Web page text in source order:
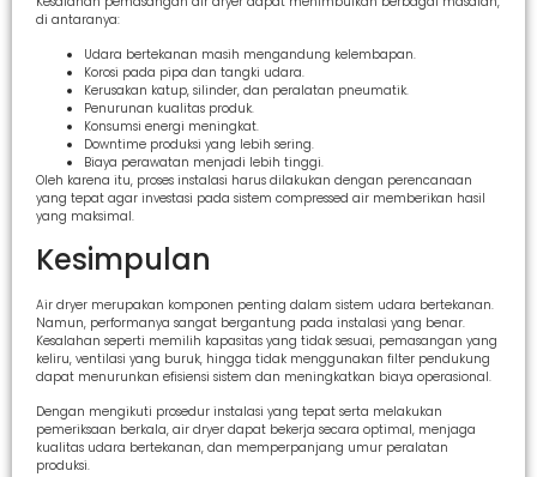
di antaranya:
Udara bertekanan masih mengandung kelembapan.
Korosi pada pipa dan tangki udara.
Kerusakan katup, silinder, dan peralatan pneumatik.
Penurunan kualitas produk.
Konsumsi energi meningkat.
Downtime produksi yang lebih sering.
Biaya perawatan menjadi lebih tinggi.
Oleh karena itu, proses instalasi harus dilakukan dengan perencanaan
yang tepat agar investasi pada sistem compressed air memberikan hasil
yang maksimal.
Kesimpulan
Air dryer merupakan komponen penting dalam sistem udara bertekanan.
Namun, performanya sangat bergantung pada instalasi yang benar.
Kesalahan seperti memilih kapasitas yang tidak sesuai, pemasangan yang
keliru, ventilasi yang buruk, hingga tidak menggunakan filter pendukung
dapat menurunkan efisiensi sistem dan meningkatkan biaya operasional.
Dengan mengikuti prosedur instalasi yang tepat serta melakukan
pemeriksaan berkala, air dryer dapat bekerja secara optimal, menjaga
kualitas udara bertekanan, dan memperpanjang umur peralatan
produksi.